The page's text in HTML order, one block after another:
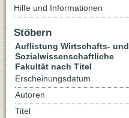
Hilfe und Informationen
Stöbern
Auflistung Wirtschafts- und
Sozialwissenschaftliche
Fakultät nach Titel
Erscheinungsdatum
Autoren
Titel